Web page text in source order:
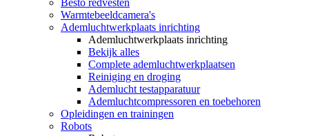
Besto redvesten
Warmtebeeldcamera's
Ademluchtwerkplaats inrichting
Ademluchtwerkplaats inrichting
Bekijk alles
Complete ademluchtwerkplaatsen
Reiniging en droging
Ademlucht testapparatuur
Ademluchtcompressoren en toebehoren
Opleidingen en trainingen
Robots